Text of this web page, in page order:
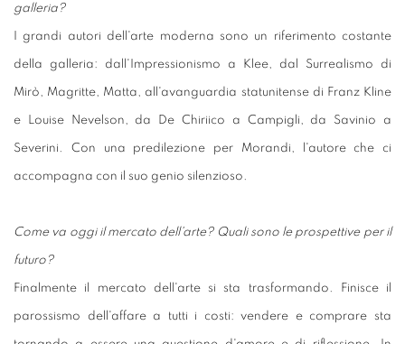
galleria?
I grandi autori dell'arte moderna sono un riferimento costante
della galleria: dall'Impressionismo a Klee, dal Surrealismo di
Mirò, Magritte, Matta, all'avanguardia statunitense di Franz Kline
e Louise Nevelson, da De Chiriico a Campigli, da Savinio a
Severini. Con una predilezione per Morandi, l'autore che ci
accompagna con il suo genio silenzioso.
Come va oggi il mercato dell'arte? Quali sono le prospettive per il
futuro?
Finalmente il mercato dell'arte si sta trasformando. Finisce il
parossismo dell'affare a tutti i costi: vendere e comprare sta